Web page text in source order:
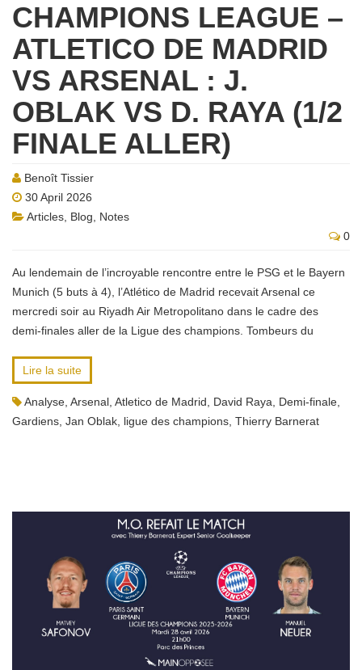
CHAMPIONS LEAGUE –
ATLETICO DE MADRID
VS ARSENAL : J.
OBLAK VS D. RAYA (1/2
FINALE ALLER)
Benoît Tissier
30 April 2026
Articles Blog
Notes
0
Au lendemain de l’incroyable rencontre entre le PSG et le Bayern
Munich (5 buts à 4), l’Atlético de Madrid recevait Arsenal ce
mercredi soir au Riyadh Air Metropolitano dans le cadre des
demi-finales aller de la Ligue des champions. Tombeurs du
Lire la suite
Analyse Arsenal Atletico de Madrid David Raya Demi-finale
Gardiens Jan Oblak ligue des champions Thierry Barnerat